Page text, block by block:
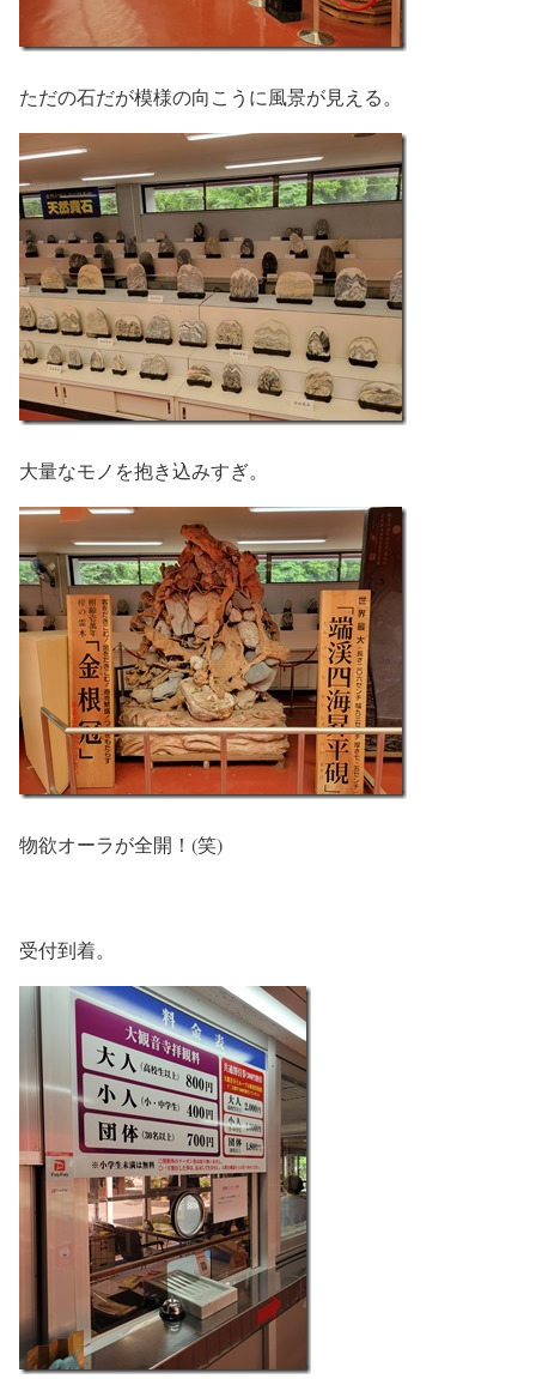
ただの石だが模様の向こうに風景が見える。
大量なモノを抱き込みすぎ。
物欲オーラが全開！(笑)
受付到着。